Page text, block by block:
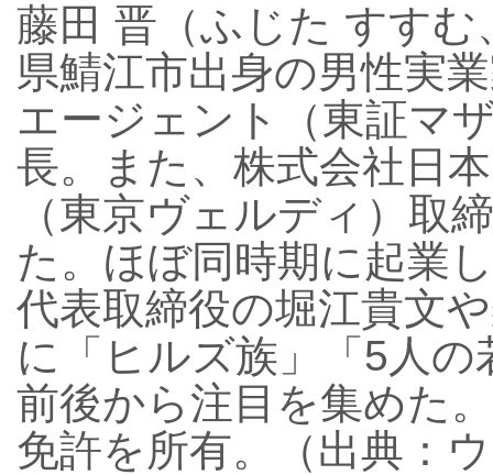
藤田 晋（ふじた すす
県鯖江市出身の男性実
エージェント（東証マ
長。また、株式会社日
（東京ヴェルディ）取
た。ほぼ同時期に起業
代表取締役の堀江貴文
に「ヒルズ族」「5人
前後から注目を集めた
免許を所有。（出典：